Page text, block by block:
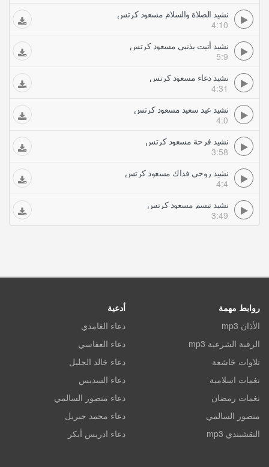
نشيد الصلاة والسلام مسعود كرتس
4:10
نشيد أتيت بذنبي مسعود كرتس
5:9
نشيد دعاء مسعود كرتس
4:31
نشيد عيد سعيد مسعود كرتس
4:0
نشيد فرحة مسعود كرتس
3:58
نشيد روحي فداك مسعود كرتس
4:4
نشيد تبسم مسعود كرتس
3:49
روابط مهمة
الأذان mp3
الرقية الشرعية mp3
تلاوات خاشعة
نغمات اسلامية
نغمات رمضان
منصور السالمي
النقشبندي mp3
أدعية
دعاء الغامدي
دعاء العفاسي
دعاء خالد الجليل
دعاء السديس
دعاء منصور السالمي
دعاء محمد جبريل
دعاء ادريس أبكر